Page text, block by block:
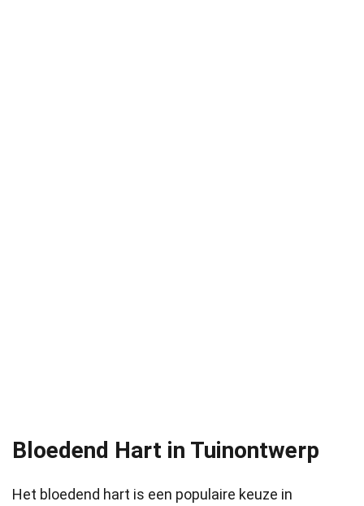
Bloedend Hart in Tuinontwerp
Het bloedend hart is een populaire keuze in